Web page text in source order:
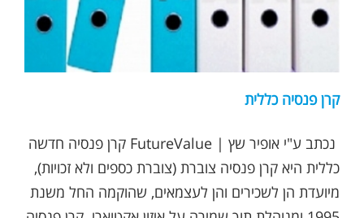
קרן פנסיה כללית
נכתב ע"י אופיר שץ | FutureValue קרן פנסיה חדשה
כללית היא קרן פנסיה צוברת (צוברת כספים ולא זכויות),
מיועדת הן לשכירים והן לעצמאים, שהוקמה החל משנת